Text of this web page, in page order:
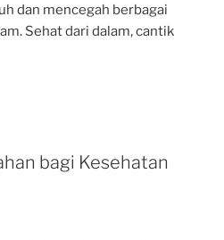
dan mencegah berbagai
Sehat dari dalam, cantik
bagi Kesehatan